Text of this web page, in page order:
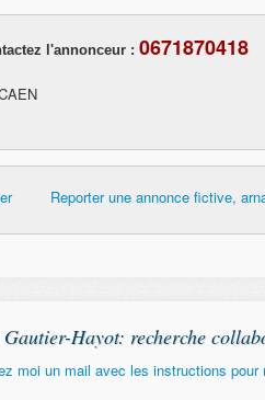
l'annonceur : 0671870418
Reporter une annonce fictive,
Gautier-Hayot: recherche
moi un mail avec les instructions